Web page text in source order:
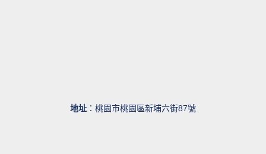
地址 ：桃園市桃園區新埔六街87號